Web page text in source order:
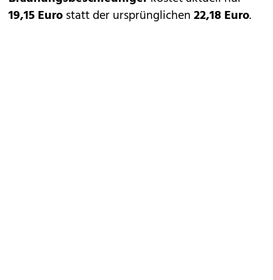
19,15 Eurostatt der ursprünglichen22,18 Euro.